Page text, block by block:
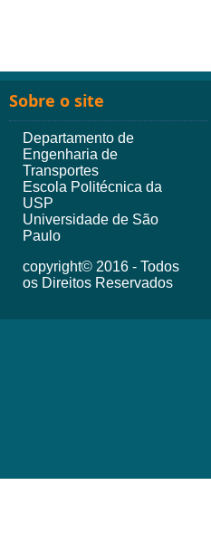
Sobre o site
Departamento de
Engenharia de
Transportes
Escola Politécnica da
USP
Universidade de São
Paulo
copyright© 2016 - Todos
os Direitos Reservados